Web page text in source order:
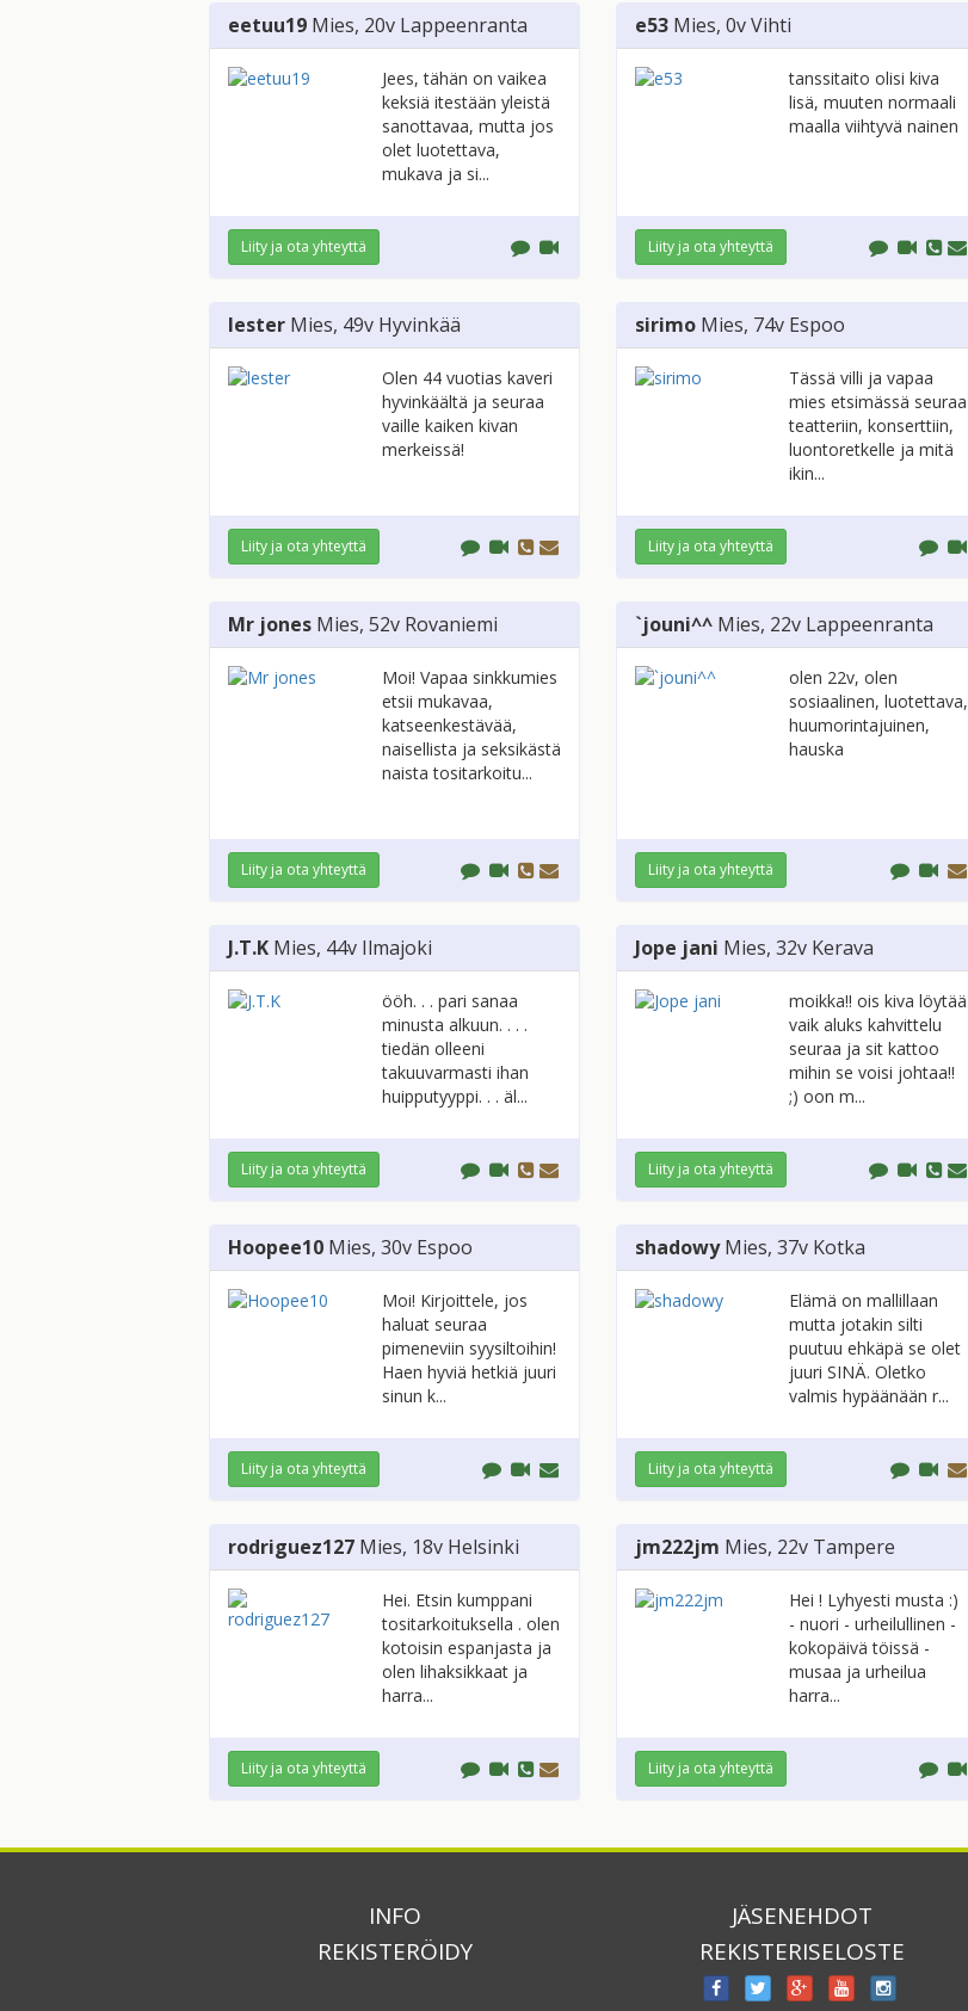
eetuu19 Mies, 20v Lappeenranta
Jees, tähän on vaikea
keksiä itestään yleistä
sanottavaa, mutta jos
olet luotettava,
mukava ja si...
Liity ja ota yhteyttä
e53 Mies, 0vVihti
tanssitaito olisi kiva
lisä, muuten normaali
maalla viihtyvä nainen
Liity ja ota yhteyttä
lester Mies, 49v Hyvinkää
Olen 44 vuotias kaveri
hyvinkäältä ja seuraa
vaille kaiken kivan
merkeissä!
Liity ja ota yhteyttä
sirimo Mies, 74v Espoo
Tässä villi ja vapaa
mies etsimässä seuraa
teatteriin, konserttiin,
luontoretkelle ja mitä
ikin...
Liity ja ota yhteyttä
Mr jones Mies, 52v Rovaniemi
Moi! Vapaa sinkkumies
etsii mukavaa,
katseenkestävää,
naisellista ja seksikästä
naista tositarkoitu...
Liity ja ota yhteyttä
`jouni^^ Mies, 22v Lappeenranta
olen 22v, olen
sosiaalinen, luotettava,
huumorintajuinen,
hauska
Liity ja ota yhteyttä
J.T.K Mies, 44v Ilmajoki
ööh. . . pari sanaa
minusta alkuun. . . .
tiedän olleeni
takuuvarmasti ihan
huipputyyppi. . . äl...
Liity ja ota yhteyttä
Jope jani Mies, 32v Kerava
moikka!! ois kiva löytää
vaik aluks kahvittelu
seuraa ja sit kattoo
mihin se voisi johtaa!!
;) oon m...
Liity ja ota yhteyttä
Hoopee10 Mies, 30v Espoo
Moi! Kirjoittele, jos
haluat seuraa
pimeneviin syysiltoihin!
Haen hyviä hetkiä juuri
sinun k...
Liity ja ota yhteyttä
shadowy Mies, 37v Kotka
Elämä on mallillaan
mutta jotakin silti
puutuu ehkäpä se olet
juuri SINÄ. Oletko
valmis hypäänään r...
Liity ja ota yhteyttä
rodriguez127 Mies, 18v Helsinki
Hei. Etsin kumppani
tositarkoituksella . olen
kotoisin espanjasta ja
olen lihaksikkaat ja
harra...
Liity ja ota yhteyttä
jm222jm Mies, 22v Tampere
Hei ! Lyhyesti musta :)
- nuori - urheilullinen -
kokopäivä töissä -
musaa ja urheilua
harra...
Liity ja ota yhteyttä
INFO
REKISTERÖIDY
JÄSENEHDOT
REKISTERISELOSTE